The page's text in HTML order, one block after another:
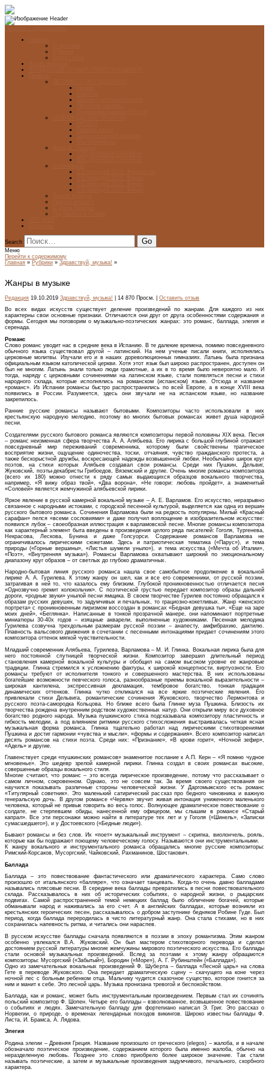
Search
Меню
Перейти к содержимому
Главная » Рубрики » Здравствуй, музыка! »
Жанры в музыке
Редакция 19.10.2019 Здравствуй, музыка! | 14 870 Просм. | Оставить отзыв
Во всех видах искусств существует деление произведений по жанрам. Для каждого из них
характерны свои основные признаки. Отличаются они друг от друга особенностями содержания и
формы. Сегодня мы поговорим о музыкально-поэтических жанрах: это романс, баллада, элегия и
серенада.
Романс
Cлово романс уводит нас в средние века в Испанию. В те далекие времена, помимо повседневного
обычного языка существовал другой – латинский. На нем ученые писали книги, исполнялись
церковные молитвы. Изучали его и в наших дореволюционных гимназиях. Латынь была признана
официальным языком католической церкви. Хотя этот язык был широко распространен, доступен он
был не многим. Латынь знали только люди грамотные, а их в то время было невероятно мало. И
тогда, наряду с церковными сочинениями на латинском языке, стали появляться песни и стихи
народного склада, которые исполнялись на романском (испанском) языке. Отсюда и название
«романс». Из Испании романсы быстро распространились по всей Европе, а в конце XVIII века
появились в России. Разумеется, здесь они звучали не на испанском языке, но название
закрепилось.
Ранние русские романсы называют бытовыми. Композиторы часто использовали в них
крестьянскую народную мелодию, поэтому во многих бытовых романсах живет душа народной
песни.
Создателями русского бытового романса являются композиторы первой половины XIX века. Песня
– романс неизменная сфера творчества А. А. Алябьева. Его лирика с большой глубиной отражает
повседневный мир переживаний современника, которому были свойственны трагическое
восприятие жизни, ощущение одиночества, тоски, отчаяния, чувство гражданского протеста, а
также бескорыстной дружбы, воскресающей надежды возвышенной любви. Необычайно широк круг
поэтов, на стихи которых Алябьев создавал свои романсы. Среди них Пушкин, Дельвиг,
Жуковский, поэты-декабристы Грибоедов, Вяземский и другие. Очень многие романсы композитора
(всего их 180) можно отнести к ряду самых выдающихся образцов вокального творчества,
например, «Я вижу образ твой», «Два ворона», «Не говори: любовь пройдет», а знаменитый
«Соловей» является жемчужиной алябьевской лирики.
Яркое явление в русской камерной вокальной музыке – А. Е. Варламов. Его искусство, неразрывно
связанное с народными истоками, с городской песенной культурой, выделяется как одна из вершин
русского бытового романса. Сочинения Варламова были на редкость популярны. Милый «Красный
сарафан» пелся «всеми сословиями» и даже получил воплощение в изобразительном искусстве:
появился лубок – своеобразная иллюстрация к варламовской песне. Многие романсы композитора
как характерный элемент быта введены в произведения целого ряда писателей: Гоголя, Тургенева,
Некрасова, Лескова, Бунина и даже Голсуорси. Содержание романсов Варламова не
ограничивалось лирическими сюжетами. Здесь и патриотическая тематика («Парус»), и тема
природы («Горные вершины», «Листья шумели уныло»), и тема искусства («Мечта об Италии»,
«Поэт», «Внутренняя музыка»). Романсы Варламова охватывают широкий по эмоциональному
диапазону круг образов – от светлых до глубоко драматичных.
Народно-бытовая линия русского романса нашла свое самобытное продолжение в вокальной
лирике А. А. Гурилева. К этому жанру он шел, как и все его современники, от русской поэзии,
затрагивая в ней то, что казалось ему близким. Глубокой проникновенностью отличается песня
«Однозвучно гремит колокольчик». С поэтической грустью передает композитор образы дальней
дороги, «родные звуки» унылой песни ямщика. В своем творчестве Гурилев постоянно обращался к
образам русских девушек, то задумчивых и печальных, то грациозно-кокетливых. Жанр «женского
портрета» с проникновенным лиризмом воссоздан в романсах «Бедная девушка ты», «Еще на заре
моих дней», «Беглянка». Написанные в тонкой прозрачной манере, они напоминают портретные
миниатюры 30-40х годов – изящные акварели, выполненные художниками. Песенная мелодика
Гурилева созвучна трехдольным размерам русской поэзии – анапесту, амфибрахию, дактилю.
Плавность вальсового движения в сочетании с песенными интонациями придает сочинениям этого
композитора оттенок мягкой чувствительности.
Младший современник Алябьева, Гурилева, Варламова – М. И. Глинка. Вокальная лирика была для
него постоянной спутницей творческой жизни. Композитор завершил длительный период
становления камерной вокальной культуры и обобщил на самом высоком уровне ее жанровые
традиции. Глинка стремился к усложнению фактуры, к широкой концертности, виртуозности. Его
романсы требуют от исполнителя тонкого и совершенного мастерства. В них использованы
богатейшие возможности певческого голоса, разнообразные приемы вокальной выразительности –
широкая кантилена, экспрессивная декламация, тембровое богатство, тонкая градация
динамических оттенков. Глинка чутко откликался на все яркие поэтические явления. Его
привлекали стихи Дельвига, романтические сочинения Жуковского, творчество Лермонтова и
русского поэта-самородка Кольцова. Но ближе всего была Глинке муза Пушкина. Близость их
творчества рождена внутренним родством художественных натур. Они открыли миру все духовное
богатство родного народа. Музыка пушкинского стиха подсказывала композитору пластичность и
гибкость мелодии, а под влиянием ритмики русского стихосложения выстраивалась четкая ясная
музыкальная форма романса. Глинка тщательно работал над лирическими стихотворениями
Пушкина и достиг гармонии «чувства и мысли», «формы и содержания». Всего композитор написал
десять романсов на стихи поэта. Среди них: «Признание», «В крови горит», «Ночной зефир»,
«Адель» и другие.
Главенствует среди «пушкинских романсов» знаменитое послание к А.П. Керн – «Я помню чудное
мгновенье». Это шедевр зрелой камерной лирики. Глинка создал в своих романсах высокие,
совершенные образцы вокального стиля.
Многие считают, что романс – это всегда лирическое произведение, потому что рассказывает о
самом личном, сокровенном. Однако, это не совсем так. За время своего существования он
научился показывать различные стороны человеческой жизни. У Даргомыжского есть романс
«Титулярный советник». Это маленький сатирический рассказ про бедного чиновника и важную
генеральскую дочь. В другом романсе «Червяк» звучит живая интонация униженного маленького
человека, который не привык говорить во весь голос. Волнующее драматическое повествование о
солдате, не стерпевшем обиды, нанесенной ему офицером, мы слышим в романсе «Старый
капрал». Все эти персонажи можно найти в литературе тех лет и у Гоголя («Шинель», «Записки
сумасшедшего»), и у Достоевского («Бедные люди»).
Бывают романсы и без слов. Их «поет» музыкальный инструмент – скрипка, виолончель, рояль,
которые как бы подражают поющему человеческому голосу. Называются они инструментальными.
К жанру вокального и инструментального романса обращались многие русские композиторы:
Римский-Корсаков, Мусоргский, Чайковский, Рахманинов, Шостакович.
Баллада
Баллада – это повествование фантастического или драматического характера. Само слово
произошло от итальянского «балляре», что означает танцевать. Когда-то очень давно балладами
назывались плясовые песни. В середине века баллады превратились в песни повествовательного
склада. Рассказывалось в них об исторических событиях, о народной жизни, о рыцарских
подвигах. Самой распространенной темой немецких баллад было обличение богачей, которые
обманывали народ и наживались за его счет. А в английских балладах, которые возникли из
крестьянских героических песен, рассказывалось о добром заступнике бедняков Робине Гуде. Был
период, когда баллада переродилась в чисто литературный жанр. Она стала стихами, но в них
сохранилась напевность ритма, и читались они нараспев.
В русском искусстве баллады сначала появляются в поэзии в эпоху романтизма. Этим жанром
особенно увлекался В.А. Жуковский. Он был мастером стихотворного перевода и сделал
достоянием русской литературы многие жемчужины мирового поэтического искусства. Его баллады
стали основой музыкальных произведений. Вслед за поэтами к этому жанру обращаются
композиторы: Мусоргский («Забытый»), Бородин («Море»), А. Г. Рубинштейн («Баллада»).
Одно из замечательных вокальных произведений Ф. Шуберта – баллада «Лесной царь» на слова
Гете в переводе Жуковского. Она передает драматическую сцену – скачущего на коне через
ночной лес с больным ребенком отца. Мальчику чудится сказочное существо, которое гонится за
ним и манит к себе. Это лесной царь. Музыка пронизана тревогой и беспокойством.
Баллада, как и романс, может быть инструментальным произведением. Первым стал их сочинять
польский композитор Ф. Шопен. Четыре его баллады – взволнованное, возвышенное повествование
о событиях и людях. Замечательную балладу для фортепиано написал Э. Григ. Это рассказ о
Норвегии, о природе, о временах легендарных походов викингов. Широко известны баллады Ф.
Листа, И. Брамса, А. Лядова.
Элегия
Родина элегии – Древняя Греция. Название произошло от греческого (elegos) – жалоба, и в начале
обозначало поэтическое произведение, содержанием которого была именно жалоба, обычно на
неразделенную любовь. Позднее это слово приобрело более широкое значение. Так стали
называть поэтические, а затем и музыкальные произведения задумчивого, печального, скорбного
характера.